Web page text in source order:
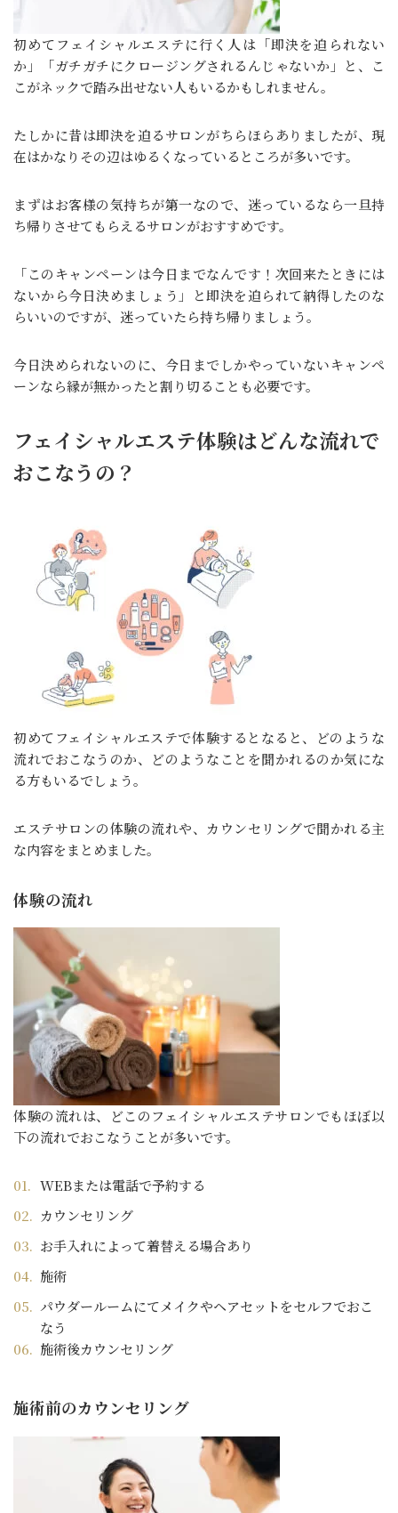
初めてフェイシャルエステに行く人は「即決を迫られない
か」「ガチガチにクロージングされるんじゃないか」と、こ
こがネックで踏み出せない人もいるかもしれません。
たしかに昔は即決を迫るサロンがちらほらありましたが、現
在はかなりその辺はゆるくなっているところが多いです。
まずはお客様の気持ちが第一なので、迷っているなら一旦持
ち帰りさせてもらえるサロンがおすすめです。
「このキャンペーンは今日までなんです！次回来たときには
ないから今日決めましょう」と即決を迫られて納得したのな
らいいのですが、迷っていたら持ち帰りましょう。
今日決められないのに、今日までしかやっていないキャンペ
ーンなら縁が無かったと割り切ることも必要です。
フェイシャルエステ体験はどんな流れで
おこなうの？
初めてフェイシャルエステで体験するとなると、どのような
流れでおこなうのか、どのようなことを聞かれるのか気にな
る方もいるでしょう。
エステサロンの体験の流れや、カウンセリングで聞かれる主
な内容をまとめました。
体験の流れ
体験の流れは、どこのフェイシャルエステサロンでもほぼ以
下の流れでおこなうことが多いです。
WEBまたは電話で予約する
カウンセリング
お手入れによって着替える場合あり
施術
パウダールームにてメイクやヘアセットをセルフでおこ
なう
施術後カウンセリング
施術前のカウンセリング